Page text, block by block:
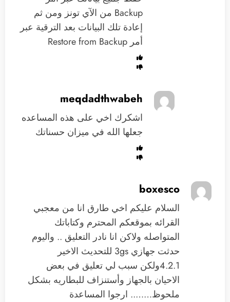
Backup من الآي تونز ومن ثم
إعادة تلك البيانات بعد الترقية عبر
أمر Restore from Backup
meqdadthwabeh
اشكرك اخي على هذه المساعده
جعلها الله في ميزان حسناتك
boxesco
السلام عليكم اخي طارق انا من معجبي
القرائه بموقعكم المحترم وكتاباتك
المتواصله ولاكن انا نادر التعليق .. واليوم
حدثت جهازي 3gs للتحديث الاخير
4.2.1ولكن سبب لي تعليق في بعض
الاحيان بالجهاز وأستنزاف للبطاريه بشكل
ملحوظ…….. ارجوا المساعدة